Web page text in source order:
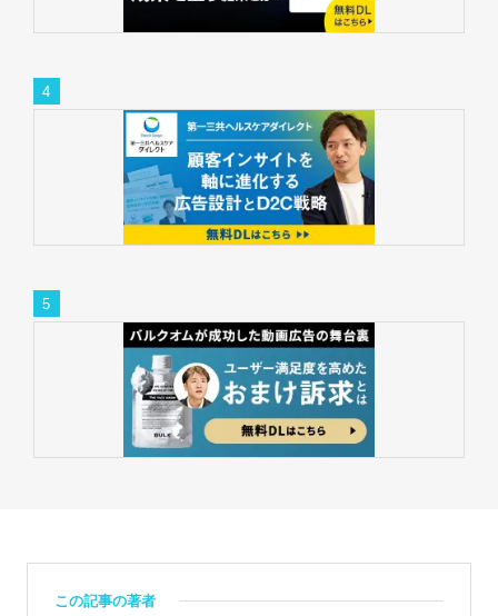
この記事の著者